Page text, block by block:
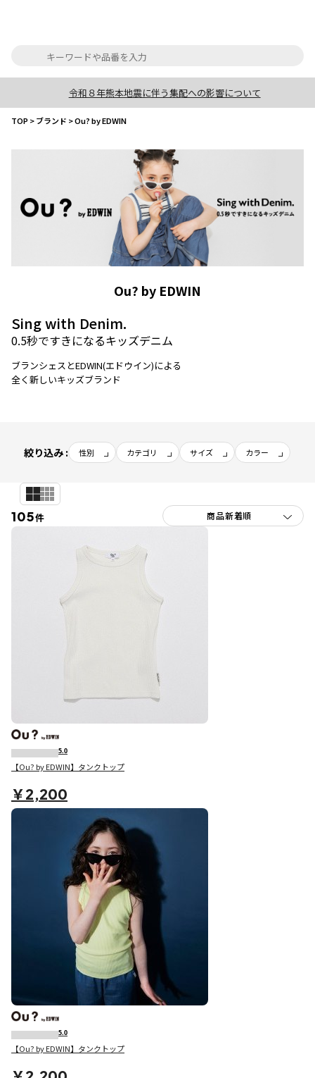
令和８年熊本地震に伴う集配への影響について
TOP>ブランド >Ou? by EDWIN
Ou? by EDWIN
Sing with Denim.
0.5秒ですきになるキッズデニム
ブランシェスとEDWIN(エドウイン)による
全く新しいキッズブランド
絞り込み : 性別 カテゴリ サイズ カラー
105件
5.0
【Ou? by EDWIN】タンクトップ
￥2,200
5.0
【Ou? by EDWIN】タンクトップ